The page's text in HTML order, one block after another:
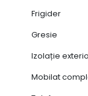
Frigider
Gresie
Izolație
Mobilat